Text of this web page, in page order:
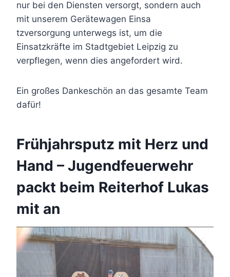
nur bei den Diensten versorgt, sondern auch
mit unserem Gerätewagen Einsa
tzversorgung unterwegs ist, um die
Einsatzkräfte im Stadtgebiet Leipzig zu
verpflegen, wenn dies angefordert wird.
Ein großes Dankeschön an das gesamte Team
dafür!
Frühjahrsputz mit Herz und
Hand – Jugendfeuerwehr
packt beim Reiterhof Lukas
mit an